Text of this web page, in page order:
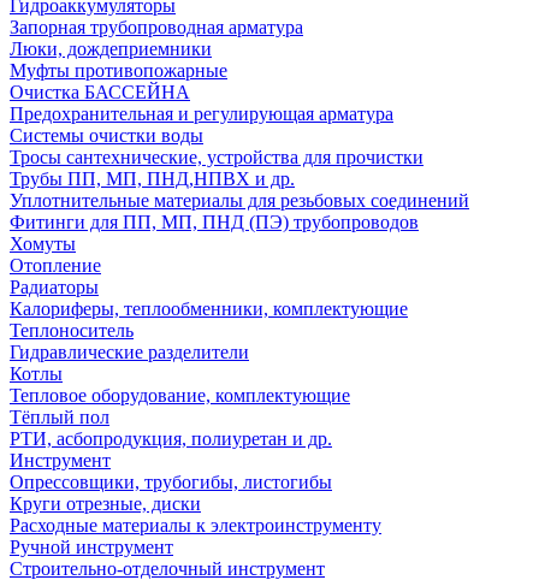
Гидроаккумуляторы
Запорная трубопроводная арматура
Люки, дождеприемники
Муфты противопожарные
Очистка БАССЕЙНА
Предохранительная и регулирующая арматура
Системы очистки воды
Тросы сантехнические, устройства для прочистки
Трубы ПП, МП, ПНД,НПВХ и др.
Уплотнительные материалы для резьбовых соединений
Фитинги для ПП, МП, ПНД (ПЭ) трубопроводов
Хомуты
Отопление
Радиаторы
Калориферы, теплообменники, комплектующие
Теплоноситель
Гидравлические разделители
Котлы
Тепловое оборудование, комплектующие
Тёплый пол
РТИ, асбопродукция, полиуретан и др.
Инструмент
Опрессовщики, трубогибы, листогибы
Круги отрезные, диски
Расходные материалы к электроинструменту
Ручной инструмент
Строительно-отделочный инструмент